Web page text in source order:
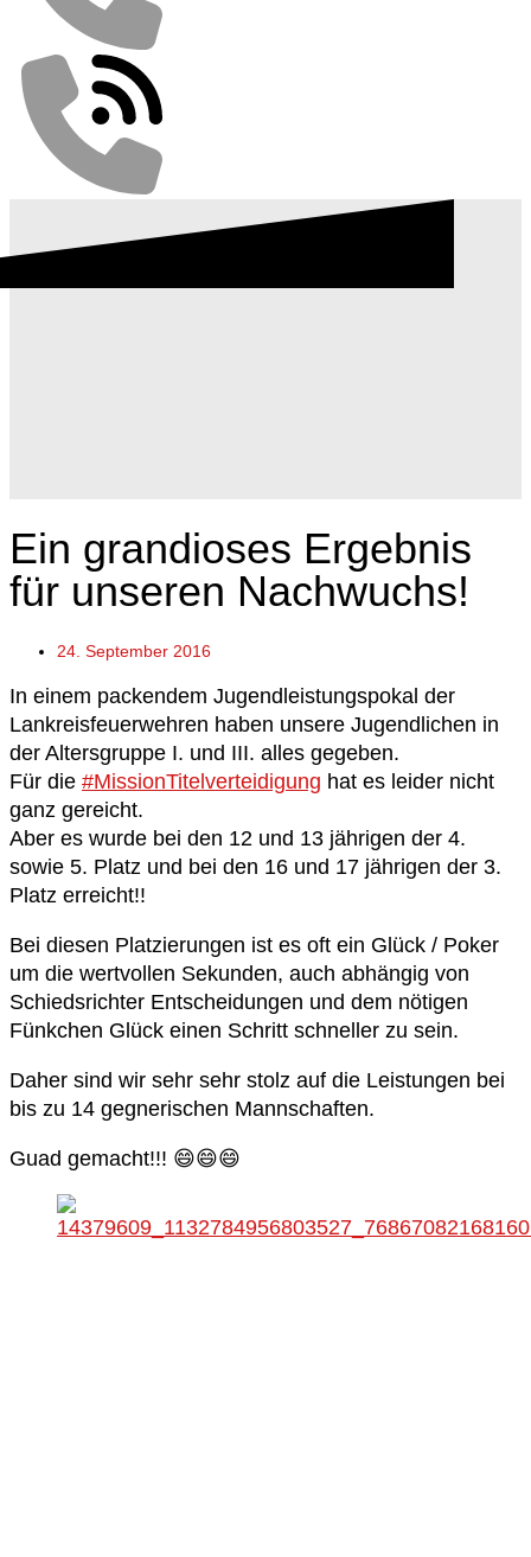
Ein grandioses Ergebnis
für unseren Nachwuchs!
24. September 2016
In einem packendem Jugendleistungspokal der
Lankreisfeuerwehren haben unsere Jugendlichen in
der Altersgruppe I. und III. alles gegeben.
Für die #MissionTitelverteidigung hat es leider nicht
ganz gereicht.
Aber es wurde bei den 12 und 13 jährigen der 4.
sowie 5. Platz und bei den 16 und 17 jährigen der 3.
Platz erreicht!!
Bei diesen Platzierungen ist es oft ein Glück / Poker
um die wertvollen Sekunden, auch abhängig von
Schiedsrichter Entscheidungen und dem nötigen
Fünkchen Glück einen Schritt schneller zu sein.
Daher sind wir sehr sehr stolz auf die Leistungen bei
bis zu 14 gegnerischen Mannschaften.
Guad gemacht!!! 😄😄😄